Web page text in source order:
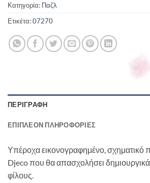
Κατηγορία: Παζλ
Ετικέτα:07270
ΠΕΡΙΓΡΑΦΉ
ΕΠΙΠΛΈΟΝ ΠΛΗΡΟΦΟΡΊΕΣ
Υπέροχα εικονογραφημένο, σχηματικό
Djeco που θα απασχολήσει
φίλους.